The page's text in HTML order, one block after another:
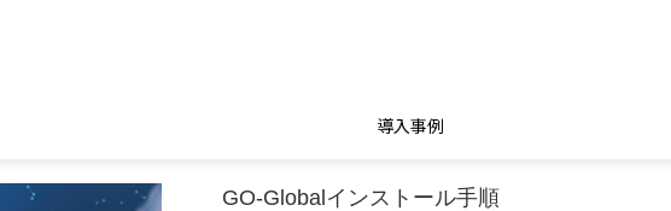
導入事例
GO-Globalインストール手順